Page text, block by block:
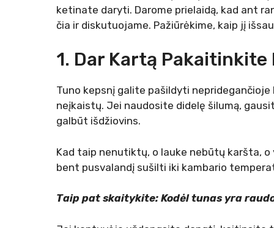
ketinate daryti. Darome prielaidą, kad ant
čia ir diskutuojame. Pažiūrėkime, kaip jį
1. Dar Kartą Pakaitinkite
Tuno kepsnį galite pašildyti
neįkaistų. Jei naudosite didelę šilumą,
galbūt išdžiovins.
Kad taip nenutiktų, o lauke nebūtų karšta,
bent pusvalandį sušilti iki kambario
Taip pat skaitykite: Kodėl tunas yra